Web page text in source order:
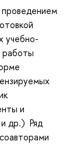
проведением
учебно-
работы
и
и др.) Ряд